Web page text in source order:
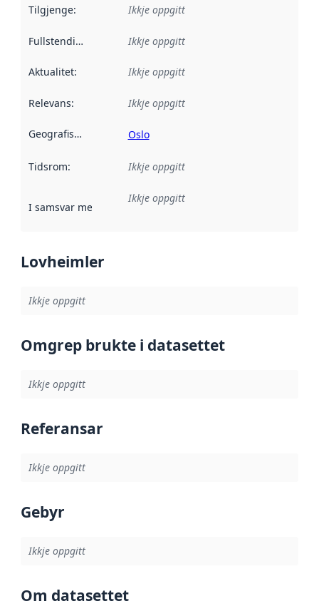
Tilgjenge: Ikkje oppgitt
Fullstendigheit Ikkje oppgitt
Aktualitet: Ikkje oppgitt
Relevans: Ikkje oppgitt
Geografisk område Oslo
Tidsrom: Ikkje oppgitt
I samsvar med Referanse til ei implementeringsregel eller
Ikkje oppgitt
Lovheimler
Ikkje oppgitt
Omgrep brukte i datasettet
Ikkje oppgitt
Referansar
Ikkje oppgitt
Gebyr
Ikkje oppgitt
Om datasettet